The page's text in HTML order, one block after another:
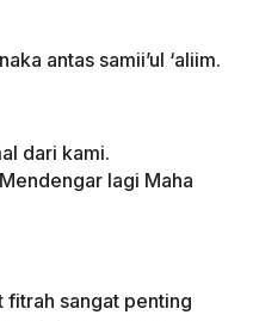
antas samii’ul ‘aliim.
dari kami.
lagi Maha
fitrah sangat penting